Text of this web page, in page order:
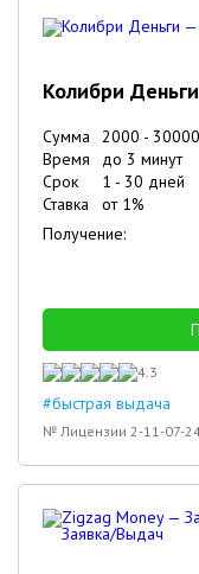
Колибри Деньги
Сумма 2000 - 30000
Время
до 3 минут
Срок
1 - 30 дней
Ставка
от 1%
Получение:
4.3
#быстрая выдача
№ Лицензии 2-11-07-